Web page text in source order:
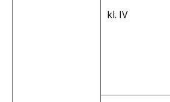
kl. IV